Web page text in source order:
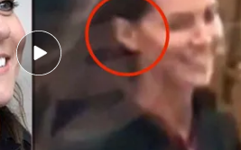
Noticias Cuatro
se ha referido a ella en un
acallar rumores
ha confirmado que la